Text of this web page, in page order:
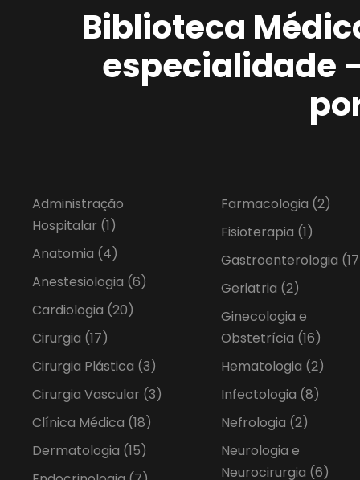
Biblioteca
especialidade
Administração
Hospitalar (1)
Anatomia (4)
Anestesiologia (6)
Cardiologia (20)
Cirurgia (17)
Cirurgia Plástica (3)
Cirurgia Vascular (3)
Clínica Médica (18)
Dermatologia (15)
Farmacologia (2)
Fisioterapia (1)
Gastroenterologia
Geriatria (2)
Ginecologia e
Obstetrícia (16)
Hematologia (2)
Infectologia (8)
Nefrologia (2)
Neurologia e
Neurocirurgia (6)